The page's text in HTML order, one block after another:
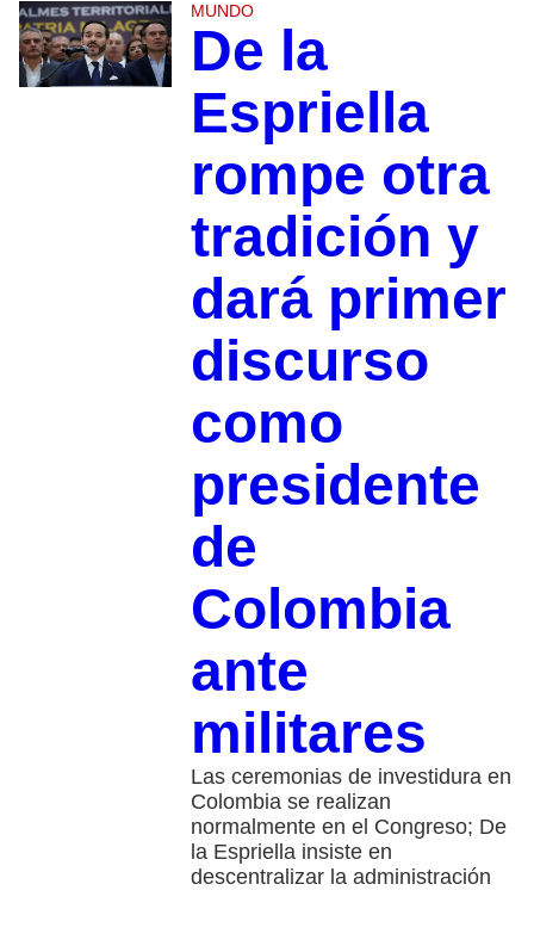
MUNDO
De la
Espriella
rompe otra
tradición y
dará primer
discurso
como
presidente
de
Colombia
ante
militares
Las ceremonias de investidura en
Colombia se realizan
normalmente en el Congreso; De
la Espriella insiste en
descentralizar la administración